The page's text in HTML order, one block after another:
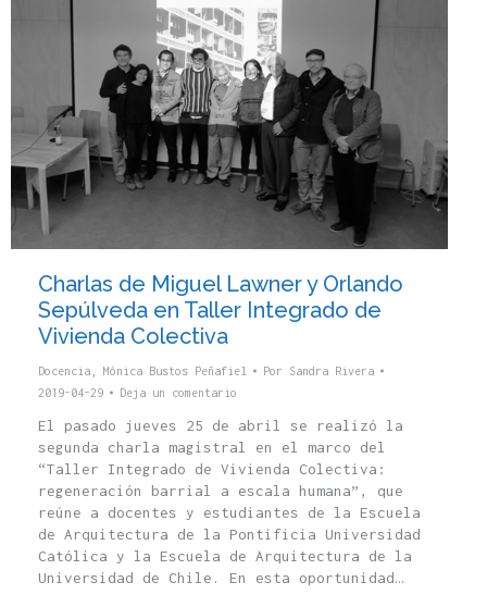
Charlas de Miguel Lawner y Orlando
Sepúlveda en Taller Integrado de
Vivienda Colectiva
Docencia Mónica Bustos Peñafiel Por Sandra Rivera
2019-04-29
Deja un comentario
El pasado jueves 25 de abril se realizó la
segunda charla magistral en el marco del
“Taller Integrado de Vivienda Colectiva:
regeneración barrial a escala humana”, que
reúne a docentes y estudiantes de la Escuela
de Arquitectura de la Pontificia Universidad
Católica y la Escuela de Arquitectura de la
Universidad de Chile. En esta oportunidad…